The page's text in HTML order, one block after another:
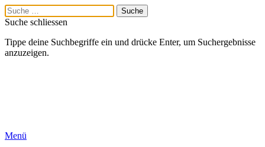
Suche schliessen
Tippe deine Suchbegriffe ein und drücke Enter, um Suchergebnisse
anzuzeigen.
Menü